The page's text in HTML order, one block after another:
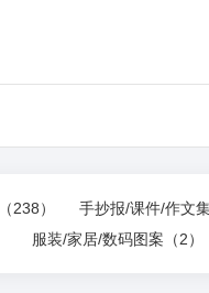
（238）
手抄报/课件/作文
服装/家居/数码图案 （2）